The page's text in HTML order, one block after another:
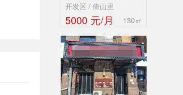
开发区 / 倚山里
5000 元/月 130㎡